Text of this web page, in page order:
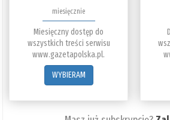
miesięcznie
Miesięczny dostęp do
wszystkich treści serwisu
www.gazetapolska.pl.
WYBIERAM